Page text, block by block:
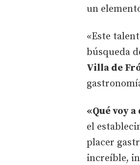
un
«Este
búsqueda
Villa de
«Qué voy
el
placer
increíble,